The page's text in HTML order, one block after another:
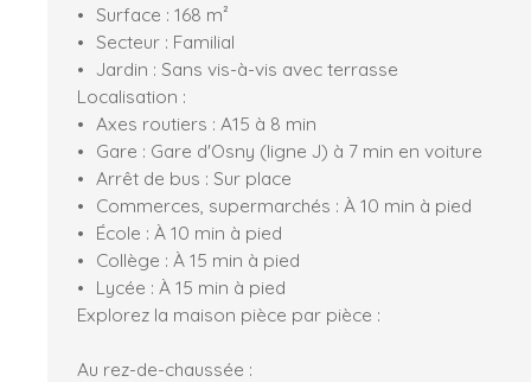
Surface : 168 m²
Secteur : Familial
Jardin : Sans vis-à-vis avec terrasse
Localisation :
Axes routiers : A15 à 8 min
Gare : Gare d'Osny (ligne J) à 7 min en voiture
Arrêt de bus : Sur place
Commerces, supermarchés : À 10 min à pied
École : À 10 min à pied
Collège : À 15 min à pied
Lycée : À 15 min à pied
Explorez la maison pièce par pièce :
Au rez-de-chaussée :